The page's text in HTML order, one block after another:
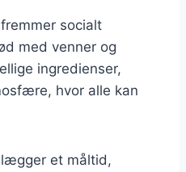
socialt
med venner og
ingredienser,
hvor alle kan
et måltid,